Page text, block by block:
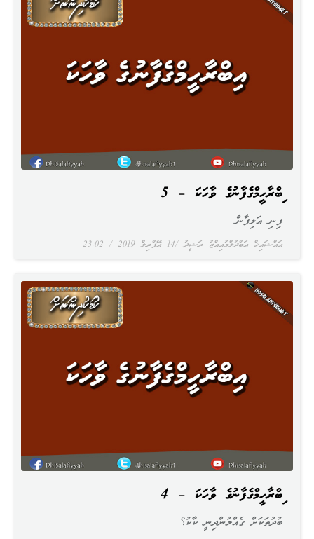
އިބްރާހީމްގެފާނުގެ ވާހަކަ – 5
އައްޝައިޚް ޢަބްދުލްމުޢިއްޒު ރަޝީދު 14 އޭޕްރިލް 2019
ފިނި އަލިފާން
އިބްރާހީމްގެފާނުގެ ވާހަކަ – 4
ބުދުތަކަށް ގެއްލުންދިނީ ކާކު؟